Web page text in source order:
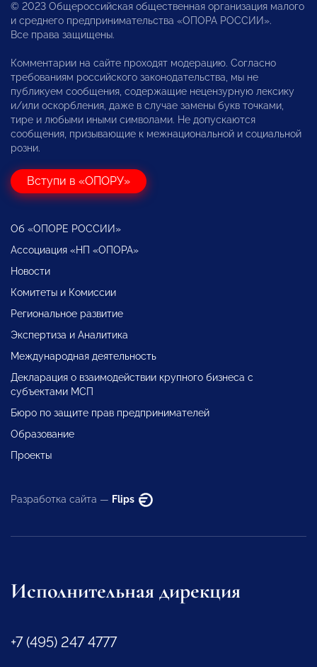
© 2023 Общероссийская общественная организация малого
и среднего предпринимательства «ОПОРА РОССИИ».
Все права защищены.
Комментарии на сайте проходят модерацию. Согласно
требованиям российского законодательства, мы не
публикуем сообщения, содержащие нецензурную лексику
и/или оскорбления, даже в случае замены букв точками,
тире и любыми иными символами. Не допускаются
сообщения, призывающие к межнациональной и социальной
розни.
Вступи в «ОПОРУ»
Об «ОПОРЕ РОССИИ»
Ассоциация «НП «ОПОРА»
Новости
Комитеты и Комиссии
Региональное развитие
Экспертиза и Аналитика
Международная деятельность
Декларация о взаимодействии крупного бизнеса с
субъектами МСП
Бюро по защите прав предпринимателей
Образование
Проекты
Разработка сайта — Flips
Исполнительная дирекция
+7 (495) 247 4777